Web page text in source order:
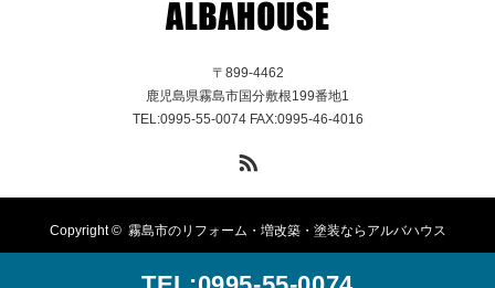
〒899-4462
鹿児島県霧島市国分敷根199番地1
TEL:0995-55-0074 FAX:0995-46-4016
Copyright © 霧島市のリフォーム・増改築・塗装ならアルバハウス